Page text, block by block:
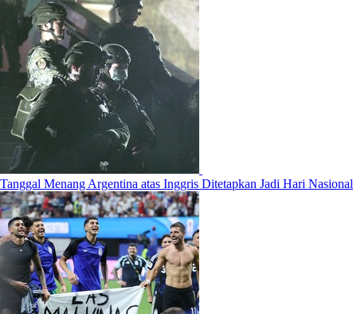
Tanggal Menang Argentina atas Inggris Ditetapkan Jadi Hari Nasional